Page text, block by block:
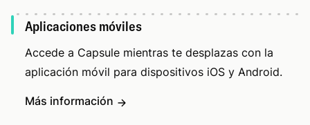
Aplicaciones móviles
Accede a Capsule mientras te desplazas con la
aplicación móvil para dispositivos iOS y Android.
Más información